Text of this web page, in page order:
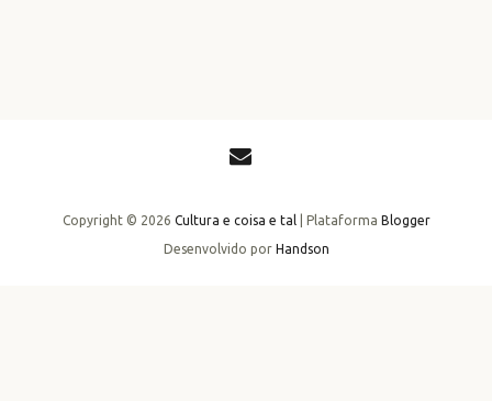
Copyright © 2026 Cultura e coisa e tal| Plataforma Blogger
Desenvolvido por Handson